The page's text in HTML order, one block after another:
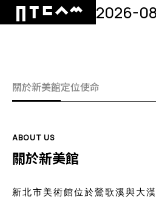
2026-
關於新美館定位使命
ABOUT US
關於新美館
新北市美術館位於鶯歌溪與大